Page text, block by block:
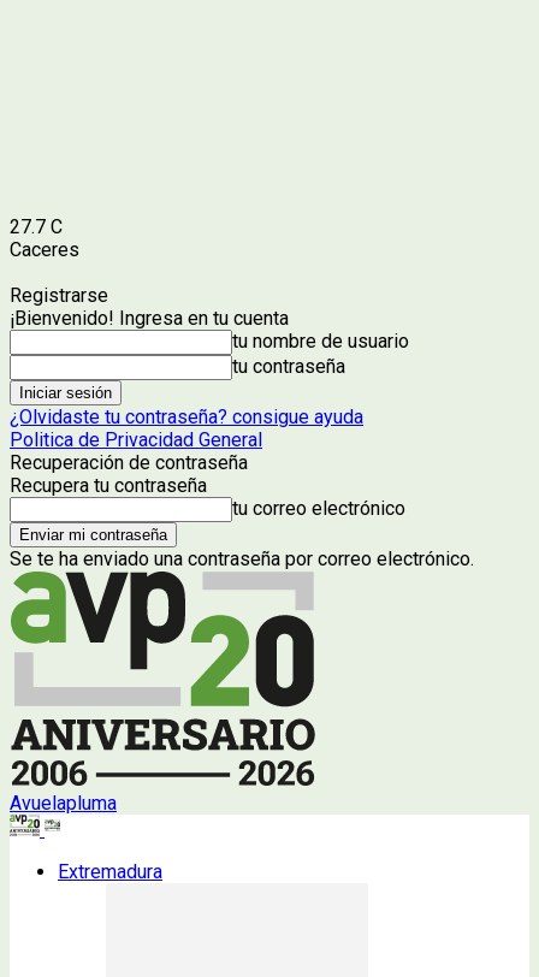
27.7 C
Caceres
Registrarse
¡Bienvenido! Ingresa en tu cuenta
tu nombre de usuario
tu contraseña
¿Olvidaste tu contraseña? consigue ayuda
Politica de Privacidad General
Recuperación de contraseña
Recupera tu contraseña
tu correo electrónico
Se te ha enviado una contraseña por correo electrónico.
Avuelapluma
Extremadura